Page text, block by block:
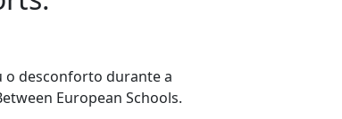
o desconforto durante a
European Schools.